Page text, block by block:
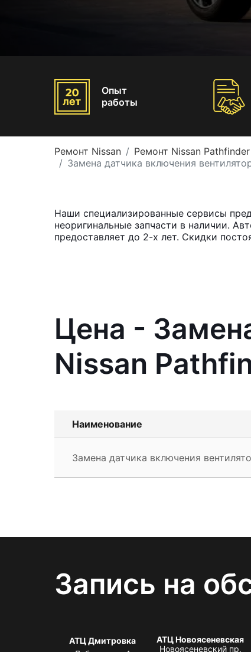
Опыт
работы
Ремонт Nissan Ремонт Nissan Pathfinder
Замена датчика включения
Наши специализированные сервисы
неоригинальные запчасти в наличии.
предоставляет до 2-х лет. Скидки
Цена -
Nissan
Наименование
Замена датчика включения
Запись на
АТЦ Дмитровка
АТЦ Новоясеневская
Новоясеневский пр,